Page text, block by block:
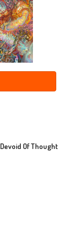
Devoid Of Thought